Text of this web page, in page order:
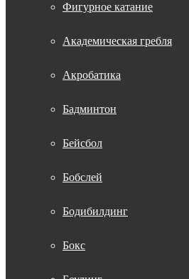
Фигурное катание
Академическая гребля
Акробатика
Бадминтон
Бейсбол
Бобслей
Бодибилдинг
Бокс